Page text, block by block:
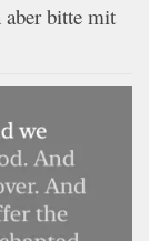
aber bitte mit